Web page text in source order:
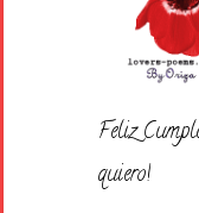
Feliz
quiero!